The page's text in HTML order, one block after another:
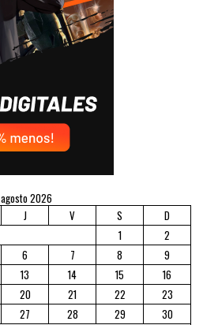
agosto 2026
J V S
D
1
2
6 7 8
9
13 14 15
16
20 21 22
23
27 28 29
30